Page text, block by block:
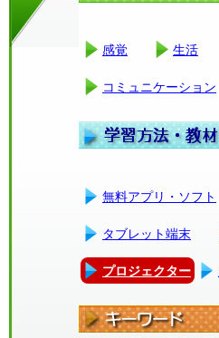
感覚 生活
コミュニケーション
無料アプリ・ソフト
タブレット端末
プロジェクター